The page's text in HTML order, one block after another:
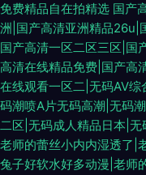
免费精品自在拍精选 国产
洲|国产高清亚洲精品26u|
国产高清一区二区三区|国
高清在线精品免费|国产高
在线观看一区二|无码AV
码潮喷A片无码高潮|无码
二区|无码成人精品日本|
老师的蕾丝小内内湿透了|
兔子好软水好多动漫|老师